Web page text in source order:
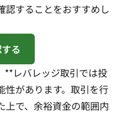
認することをおすすめし
る
**レバレッジ取引では投
性があります。取引を行
上で、余裕資金の範囲内